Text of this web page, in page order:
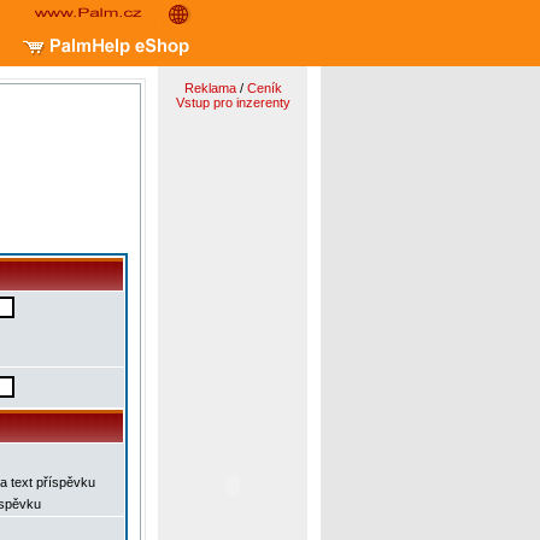
text příspěvku
Reklama/ Ceník
Vstup pro inzerenty